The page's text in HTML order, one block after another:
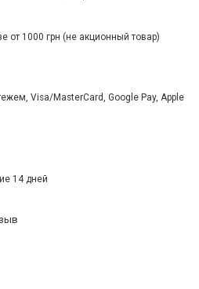
от 1000 грн (не акционный товар)
Visa/MasterCard, Google Pay, Apple
14 дней